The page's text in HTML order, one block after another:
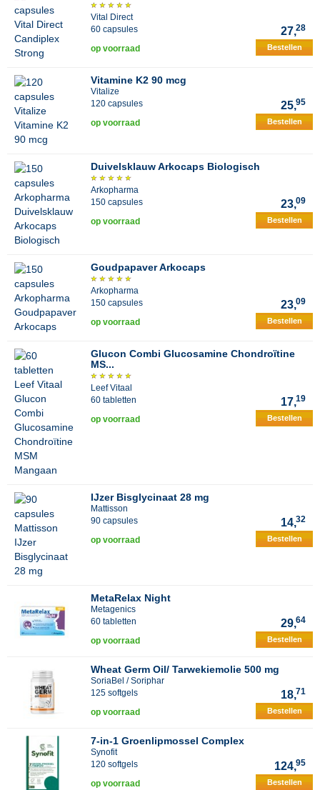
Vital Direct
60 capsules
27,28
op voorraad Bestellen
Vitamine K2 90 mcg
Vitalize
120 capsules
25,95
op voorraad Bestellen
Duivelsklauw Arkocaps Biologisch
Arkopharma
150 capsules
23,09
op voorraad Bestellen
Goudpapaver Arkocaps
Arkopharma
150 capsules
23,09
op voorraad Bestellen
Glucon Combi Glucosamine Chondroïtine
MS...
Leef Vitaal
60 tabletten
17,19
op voorraad Bestellen
IJzer Bisglycinaat 28 mg
Mattisson
90 capsules
14,32
op voorraad Bestellen
MetaRelax Night
Metagenics
60 tabletten
29,64
op voorraad Bestellen
Wheat Germ Oil/ Tarwekiemolie 500 mg
SoriaBel / Soriphar
125 softgels
18,71
op voorraad Bestellen
7-in-1 Groenlipmossel Complex
Synofit
120 softgels
124,95
op voorraad Bestellen